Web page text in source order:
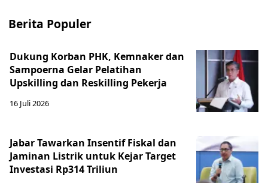
Berita Populer
Dukung Korban PHK, Kemnaker dan
Sampoerna Gelar Pelatihan
Upskilling dan Reskilling Pekerja
16 Juli 2026
Jabar Tawarkan Insentif Fiskal dan
Jaminan Listrik untuk Kejar Target
Investasi Rp314 Triliun